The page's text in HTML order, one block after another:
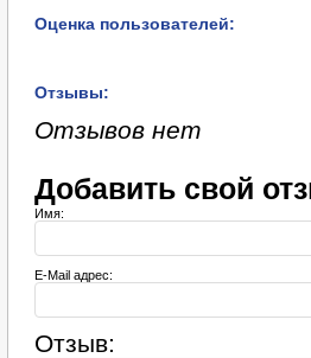
Оценка пользователей:
Отзывы:
Отзывов нет
Добавить свой
Имя:
E-Mail адрес:
Отзыв: